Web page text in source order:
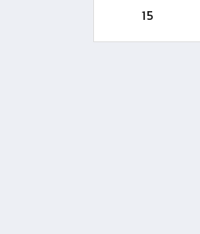
15